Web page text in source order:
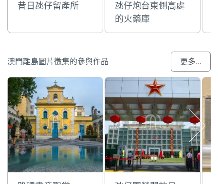
昔日氹仔留產所
氹仔炮台東側高處
的火藥庫
澳門離島圖片徵集的參與作品 更多...